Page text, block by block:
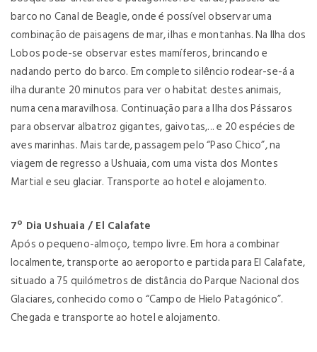
barco no Canal de Beagle, onde é possível observar uma
combinação de paisagens de mar, ilhas e montanhas. Na Ilha dos
Lobos pode-se observar estes mamíferos, brincando e
nadando perto do barco. Em completo silêncio rodear-se-á a
ilha durante 20 minutos para ver o habitat destes animais,
numa cena maravilhosa. Continuação para a Ilha dos Pássaros
para observar albatroz gigantes, gaivotas,... e 20 espécies de
aves marinhas. Mais tarde, passagem pelo “Paso Chico”, na
viagem de regresso a Ushuaia, com uma vista dos Montes
Martial e seu glaciar. Transporte ao hotel e alojamento.
7º Dia Ushuaia / El Calafate
Após o pequeno-almoço, tempo livre. Em hora a combinar
localmente, transporte ao aeroporto e partida para El Calafate,
situado a 75 quilómetros de distância do Parque Nacional dos
Glaciares, conhecido como o “Campo de Hielo Patagónico”.
Chegada e transporte ao hotel e alojamento.